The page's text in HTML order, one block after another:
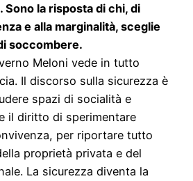
Sono la risposta di chi, di
e alla marginalità, sceglie
soccombere.
Meloni vede in tutto
Il discorso sulla sicurezza è
spazi di socialità e
il diritto di sperimentare
per riportare tutto
proprietà privata e del
La sicurezza diventa la